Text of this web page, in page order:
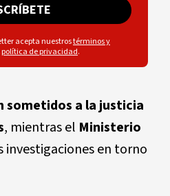
acepta nuestrostérminos y
política de privacidad.
sometidos a la justicia
, mientras el Ministerio
investigaciones en torno